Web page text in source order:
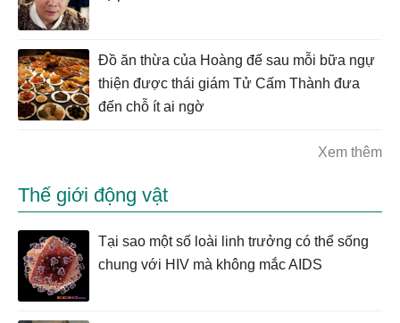
Đồ ăn thừa của Hoàng đế sau mỗi bữa ngự
thiện được thái giám Tử Cấm Thành đưa
đến chỗ ít ai ngờ
Xem thêm
Thế giới động vật
Tại sao một số loài linh trưởng có thể sống
chung với HIV mà không mắc AIDS